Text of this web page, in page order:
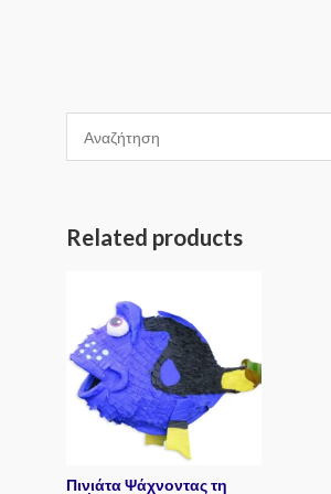
Related products
Πινιάτα Ψάχνοντας τη